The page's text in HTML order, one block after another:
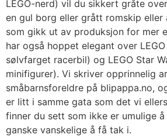
LEGO-nerd) vil du sikkert gråte
en gul borg eller grått romskip eller
som gikk ut av produksjon for mer
har også hoppet elegant over
sølvfarget racerbil) og LEGO Star
minifigurer). Vi skriver opprinnelig
småbarnsforeldre på blipappa.no,
er litt i samme gata som det vi
finner du sett som ikke er umulige
ganske vanskelige å få tak i.